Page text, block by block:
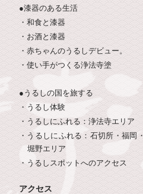
●漆器のある生活
・和食と漆器
・お酒と漆器
・赤ちゃんのうるしデビュー。
・使い手がつくる浄法寺塗
●うるしの国を旅する
・うるし体験
・うるしにふれる：浄法寺エリア
・うるしにふれる：石切所・福岡・
堀野エリア
・うるしスポットへのアクセス
アクセス